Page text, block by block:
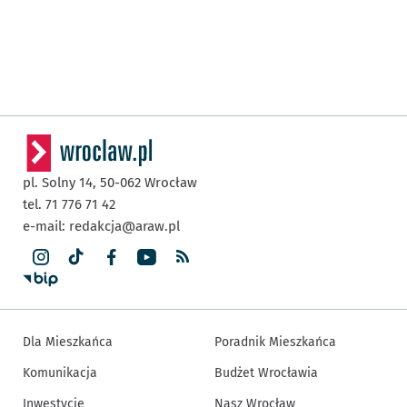
pl. Solny 14, 50-062 Wrocław
tel. 71 776 71 42
e-mail: redakcja@araw.pl
Dla Mieszkańca
Komunikacja
Inwestycje
Poradnik Mieszkańca
Budżet Wrocławia
Nasz Wrocław